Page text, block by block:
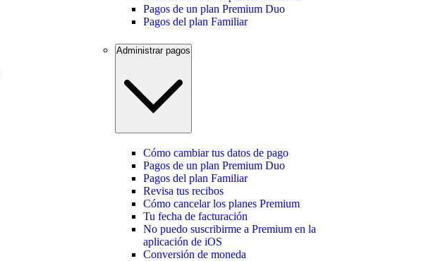
Pagos de un plan Premium Duo
Pagos del plan Familiar
Administrar pagos
Cómo cambiar tus datos de pago
Pagos de un plan Premium Duo
Pagos del plan Familiar
Revisa tus recibos
Cómo cancelar los planes Premium
Tu fecha de facturación
No puedo suscribirme a Premium en la
aplicación de iOS
Conversión de moneda